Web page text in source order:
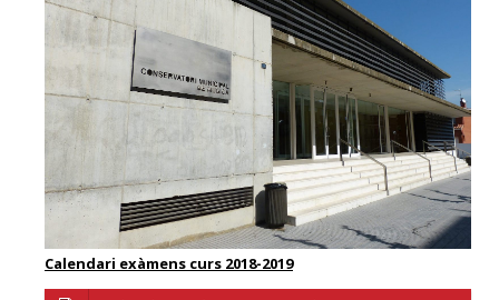
Calendari exàmens curs 2018-2019